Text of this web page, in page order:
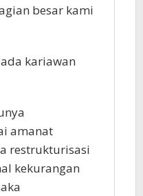
besar kami
kariawan
amanat
restrukturisasi
kekurangan